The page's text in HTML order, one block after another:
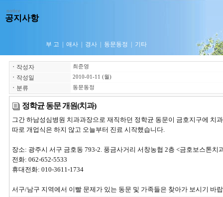
notice
공지사항
부 고 애사 경사 동문동정 기타
ㆍ 작성자 최준영
ㆍ 작성일 2010-01-11 (월)
ㆍ 분류 동문동정
정학균 동문 개원(치과)
그간 하남성심병원 치과과장으로 재직하던 정학균 동문이 금호지구에 치
따로 개업식은 하지 않고 오늘부터 진료 시작했습니다.
장소: 광주시 서구 금호동 793-2. 풍금사거리 서창농협 2층 <금호보스톤치
전화: 062-652-5533
휴대전화: 010-3611-1734
서구/남구 지역에서 이빨 문제가 있는 동문 및 가족들은 찾아가 보시기 바